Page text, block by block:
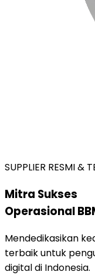
SUPPLIER RESMI &
Mitra Sukses
Operasional
Mendedikasikan
terbaik untuk
digital di Indonesia.